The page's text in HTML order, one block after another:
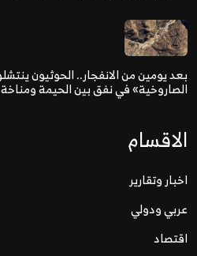
الصاروخية» في نفق بين الحيمة ومناخة
الاقسام
اخبار وتقارير
عربي ودولي
اقتصاد